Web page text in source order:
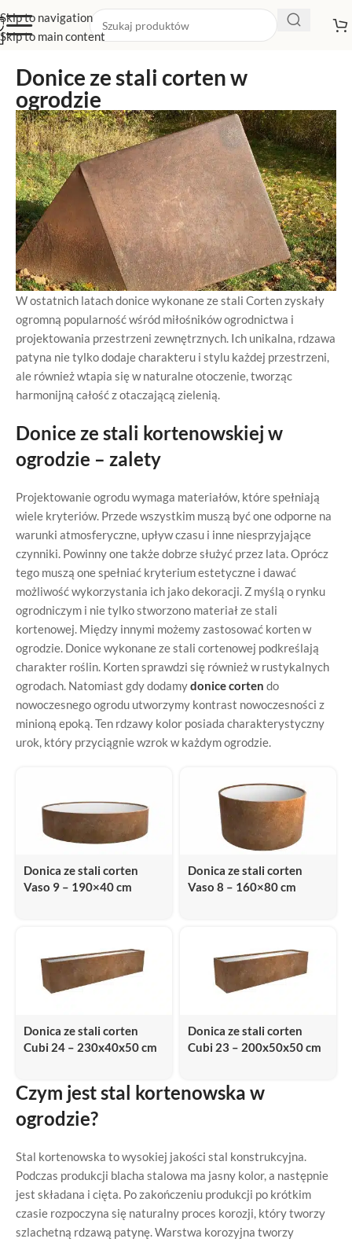
Skip to navigation
Skip to main content
Donice ze stali corten w
ogrodzie
W ostatnich latach donice wykonane ze stali Corten zyskały
ogromną popularność wśród miłośników ogrodnictwa i
projektowania przestrzeni zewnętrznych. Ich unikalna, rdzawa
patyna nie tylko dodaje charakteru i stylu każdej przestrzeni,
ale również wtapia się w naturalne otoczenie, tworząc
harmonijną całość z otaczającą zielenią.
Donice ze stali kortenowskiej w
ogrodzie – zalety
Projektowanie ogrodu wymaga materiałów, które spełniają
wiele kryteriów. Przede wszystkim muszą być one odporne na
warunki atmosferyczne, upływ czasu i inne niesprzyjające
czynniki. Powinny one także dobrze służyć przez lata. Oprócz
tego muszą one spełniać kryterium estetyczne i dawać
możliwość wykorzystania ich jako dekoracji. Z myślą o rynku
ogrodniczym i nie tylko stworzono materiał ze stali
kortenowej. Między innymi możemy zastosować korten w
ogrodzie. Donice wykonane ze stali cortenowej podkreślają
charakter roślin. Korten sprawdzi się również w rustykalnych
ogrodach. Natomiast gdy dodamydonice corten do
nowoczesnego ogrodu utworzymy kontrast nowoczesności z
minioną epoką. Ten rdzawy kolor posiada charakterystyczny
urok, który przyciągnie wzrok w każdym ogrodzie.
Donica ze stali corten
Vaso 9 – 190×40 cm
Donica ze stali corten
Vaso 8 – 160×80 cm
Donica ze stali corten
Cubi 24 – 230x40x50 cm
Donica ze stali corten
Cubi 23 – 200x50x50 cm
Czym jest stal kortenowska w
ogrodzie?
Stal kortenowska to wysokiej jakości stal konstrukcyjna.
Podczas produkcji blacha stalowa ma jasny kolor, a następnie
jest składana i cięta. Po zakończeniu produkcji po krótkim
czasie rozpoczyna się naturalny proces korozji, który tworzy
szlachetną rdzawą patynę. Warstwa korozyjna tworzy